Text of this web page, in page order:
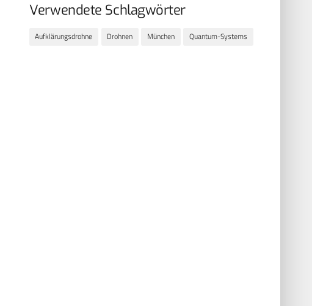
Verwendete Schlagwörter
Aufklärungsdrohne Drohnen München Quantum-Systems